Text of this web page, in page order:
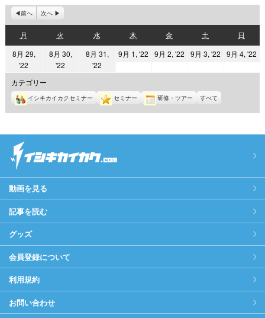
前へ 次へ
月
曜
日
火
曜
日
水水
曜
日
木
曜
日
金金
曜
日
土
曜
日
日
曜
日
8月 29,
'22
年
8
月
29
8月 30,
'22
8
月
30
8月 31,
'22
8
月
31
9月 1, '22
2022
月
1
日
9月 2, '22
2022
月
日
9月 3, '22
2022
月
日
9月 4, '22
日
カテゴリー
イシキカイカクセミナー セミナー 研修・ツアー すべて
動画を見る
記事を読む
グッズ
会員登録について
利用規約
お問い合わせ